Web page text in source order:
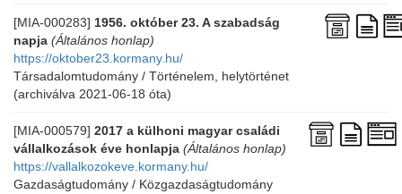
[MIA-000283] 1956. október 23. A szabadság
napja (Általános honlap)
https://oktober23.kormany.hu/
Társadalomtudomány / Történelem, helytörténet
(archiválva 2021-06-18 óta)
[MIA-000579] 2017 a külhoni magyar családi
vállalkozások éve honlapja (Általános honlap)
https://vallalkozokeve.kormany.hu/
Gazdaságtudomány / Közgazdaságtudomány